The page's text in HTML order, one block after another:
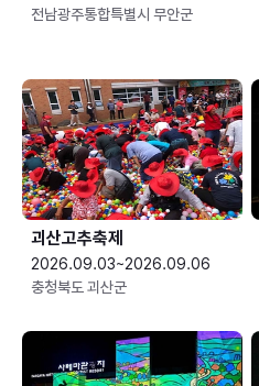
전남광주통합특별시 무안군
괴산고추축제
2026.09.03~2026.09.06
충청북도 괴산군